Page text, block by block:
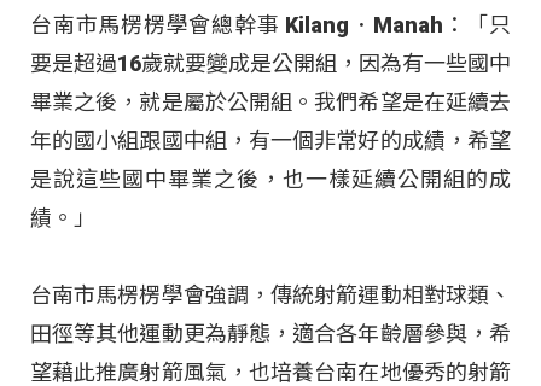
台南市馬楞楞學會總幹事 Kilang．Manah：「只
要是超過16歲就要變成是公開組，因為有一些國中
畢業之後，就是屬於公開組。我們希望是在延續去
年的國小組跟國中組，有一個非常好的成績，希望
是說這些國中畢業之後，也一樣延續公開組的成
績。」
台南市馬楞楞學會強調，傳統射箭運動相對球類、
田徑等其他運動更為靜態，適合各年齡層參與，希
望藉此推廣射箭風氣，也培養台南在地優秀的射箭